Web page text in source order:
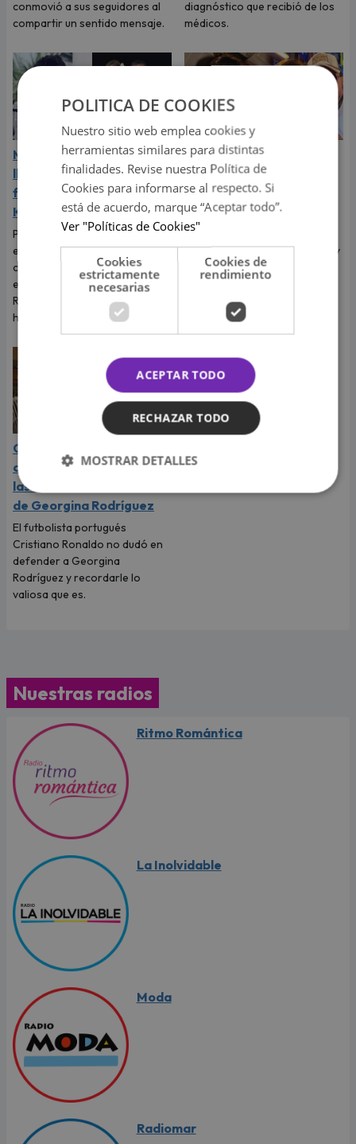
conmovió a sus seguidores al
compartir un sentido mensaje.
diagnóstico que recibió de los
médicos.
Mario Hart admitió que
lloró a escondidas tras el
fin de su relación con
Korina Rivadeneira
Por primera vez, el
exintegrante de Combate
contó cómo realmente afrontó
el fin de su relación con Korina
Rivadeneira, madre de sus dos
hijos.
Marcelo Tinelli
sorprendió al confesar
que volvió con Milett
Figueroa: "La amo"
El argentino llegó al Perú para
reencontrarse con la modelo y
aseguró que su amor está más
fuerte que nunca.
Cristiano Ronaldo y su
contundente respuesta a
las críticas sobre el físico
de Georgina Rodríguez
El futbolista portugués
Cristiano Ronaldo no dudó en
defender a Georgina
Rodríguez y recordarle lo
valiosa que es.
Nuestras radios
Ritmo Romántica
La Inolvidable
Moda
Radiomar
POLITICA DE COOKIES
Nuestro sitio web emplea cookies y
herramientas similares para distintas
finalidades. Revise nuestra Política de
Cookies para informarse al respecto. Si
está de acuerdo, marque “Aceptar todo”.
Ver "Políticas de Cookies"
Cookies
estrictamente
necesarias
Cookies de
rendimiento
ACEPTAR TODO
RECHAZAR TODO
MOSTRAR DETALLES